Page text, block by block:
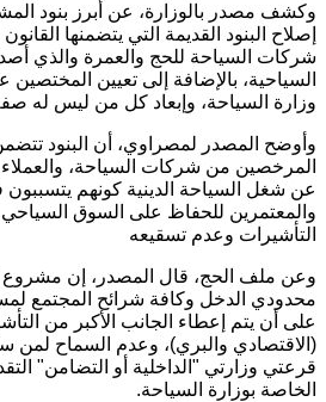
وكشف مصدر بالوزارة، عن أبرز بنود
إصلاح البنود القديمة التي يتضمنها
شركات السياحة للحج والعمرة والذي
السياحية، بالإضافة إلى تعيين المختصين
وزارة السياحة، وإبعاد كل من ليس له
وأوضح المصدر لمصراوي، أن البنود
المرخصين من شركات السياحة،
عن شغل السياحة الدينية كونهم
والمعتمرين للحفاظ على السوق السياحي
التأشيرات وعدم تسقيعه
وعن ملف الحج، قال المصدر، إن مشروع
محدودي الدخل وكافة شرائح المجتمع
على أن يتم إعطاء الجانب الأكبر من
(الاقتصادي والبري)، وعدم السماح
قرعتي وزارتي "الداخلية أو التضامن"
الخاصة بوزارة السياحة.